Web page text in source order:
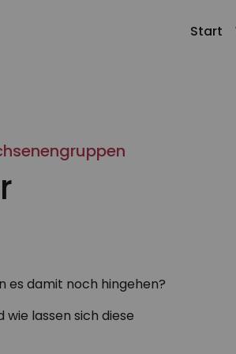
Start
gestalten
es damit noch hingehen?
lassen sich diese